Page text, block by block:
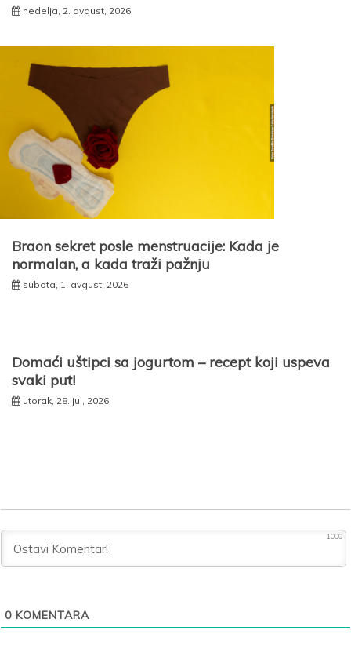
nedelja, 2. avgust, 2026
Braon sekret posle menstruacije: Kada je
normalan, a kada traži pažnju
subota, 1. avgust, 2026
Domaći uštipci sa jogurtom – recept koji uspeva
svaki put!
utorak, 28. jul, 2026
1000
0 KOMENTARA